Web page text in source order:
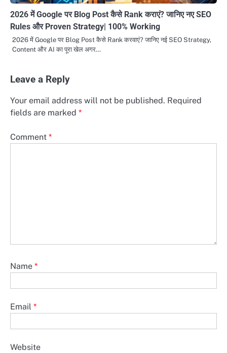
2026 में Google पर Blog Post कैसे Rank कराएं? जानिए नए SEO
Rules और Proven Strategy| 100% Working
2026 में Google पर Blog Post कैसे Rank करवाएं? जानिए नई SEO Strategy,
Content और AI का पूरा खेल अगर…
Leave a Reply
Your email address will not be published. Required
fields are marked *
Comment *
Name *
Email *
Website